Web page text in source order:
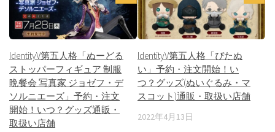
IdentityV第五人格「ぬーどる
ストッパーフィギュア 制服
晩餐会 写真家 ジョゼフ・デ
ソルニエーズ」予約・注文
開始！いつ？グッズ通販・
取扱い店舗
IdentityV第五人格「ぴたぬ
い」予約・注文開始！い
つ？グッズ(ぬいぐるみ・マ
スコット)通販・取扱い店舗
2022年4月13日